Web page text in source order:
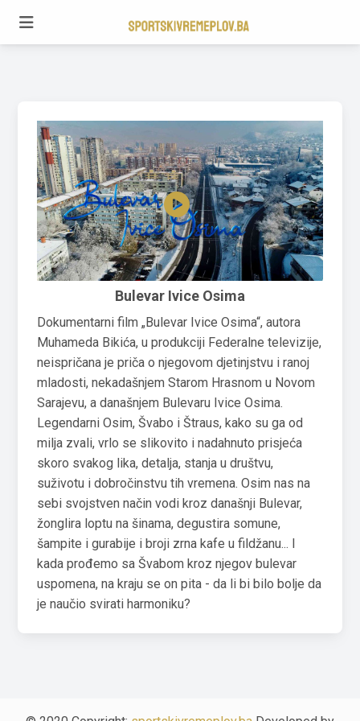
Bulevar Ivice Osima
Dokumentarni film „Bulevar Ivice Osima“, autora
Muhameda Bikića, u produkciji Federalne televizije,
neispričana je priča o njegovom djetinjstvu i ranoj
mladosti, nekadašnjem Starom Hrasnom u Novom
Sarajevu, a današnjem Bulevaru Ivice Osima.
Legendarni Osim, Švabo i Štraus, kako su ga od
milja zvali, vrlo se slikovito i nadahnuto prisjeća
skoro svakog lika, detalja, stanja u društvu,
suživotu i dobročinstvu tih vremena. Osim nas na
sebi svojstven način vodi kroz današnji Bulevar,
žonglira loptu na šinama, degustira somune,
šampite i gurabije i broji zrna kafe u fildžanu... I
kada prođemo sa Švabom kroz njegov bulevar
uspomena, na kraju se on pita - da li bi bilo bolje da
je naučio svirati harmoniku?